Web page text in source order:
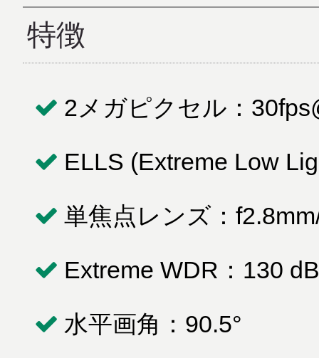
特徴
2メガピクセル：
ELLS (Extreme Low
単焦点レンズ：
Extreme WDR：130 dB
水平画角：90.5°